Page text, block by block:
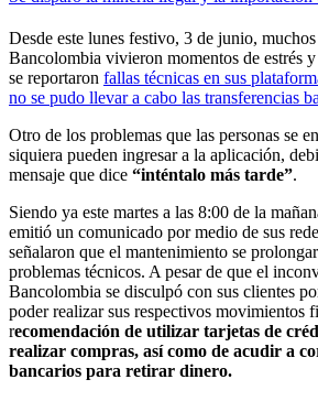
Desde este lunes festivo, 3 de junio,
Bancolombia vivieron momentos de estrés
se reportaron fallas técnicas en sus
no se pudo llevar a cabo las transferencias
Otro de los problemas que las personas se
siquiera pueden ingresar a la aplicación,
mensaje que dice “inténtalo más tarde”.
Siendo ya este martes a las 8:00 de la
emitió un comunicado por medio de sus
señalaron que el mantenimiento se
problemas técnicos. A pesar de que el
Bancolombia se disculpó con sus clientes
poder realizar sus respectivos movimientos
recomendación de utilizar tarjetas de
realizar compras, así como de acudir a
bancarios para retirar dinero.